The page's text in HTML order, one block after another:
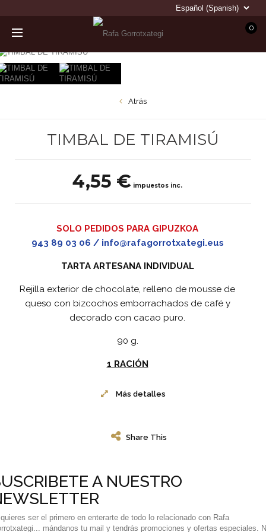
0
Atrás
TIMBAL DE TIRAMISÚ
4,55 € impuestos inc.
SOLO PEDIDOS PARA GIPUZKOA
943 89 03 06 / info@rafagorrotxategi.eus
TARTA ARTESANA INDIVIDUAL
Rejilla exterior de chocolate, relleno de mousse de
queso con bizcochos emborrachados de café y
decorado con cacao puro.
90 g.
1 RACIÓN
Más detalles
Share This
A NUESTRO
ser el primero en enterarte de todo lo relacionado con Rafa
mándanos tu mail y tendrás promociones y ofertas especiales.